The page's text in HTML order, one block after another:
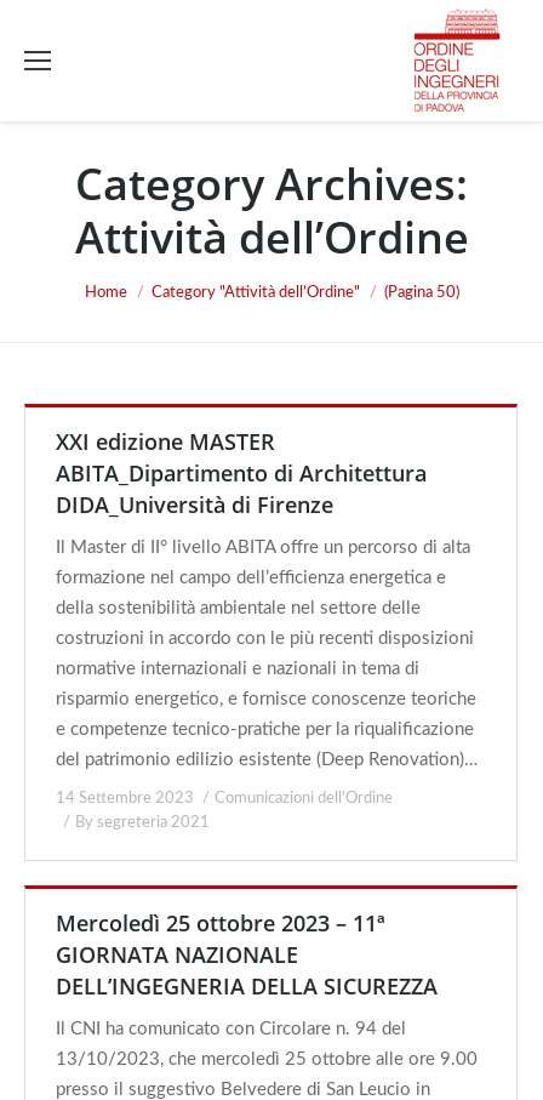
Category Archives:
Attività dell’Ordine
You are here:
Home Category "Attività dell’Ordine" (Pagina 50)
XXI edizione MASTER
ABITA_Dipartimento di Architettura
DIDA_Università di Firenze
Il Master di II° livello ABITA offre un percorso di alta
formazione nel campo dell’efficienza energetica e
della sostenibilità ambientale nel settore delle
costruzioni in accordo con le più recenti disposizioni
normative internazionali e nazionali in tema di
risparmio energetico, e fornisce conoscenze teoriche
e competenze tecnico-pratiche per la riqualificazione
del patrimonio edilizio esistente (Deep Renovation)…
14 Settembre 2023
Comunicazioni dell'Ordine
By segreteria 2021
Mercoledì 25 ottobre 2023 – 11ª
GIORNATA NAZIONALE
DELL’INGEGNERIA DELLA SICUREZZA
Il CNI ha comunicato con Circolare n. 94 del
13/10/2023, che mercoledì 25 ottobre alle ore 9.00
presso il suggestivo Belvedere di San Leucio in